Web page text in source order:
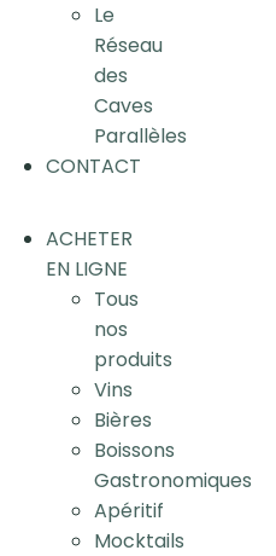
Le
Réseau
des
Caves
Parallèles
CONTACT
ACHETER
EN LIGNE
Tous
nos
produits
Vins
Bières
Boissons
Gastronomiques
Apéritif
Mocktails